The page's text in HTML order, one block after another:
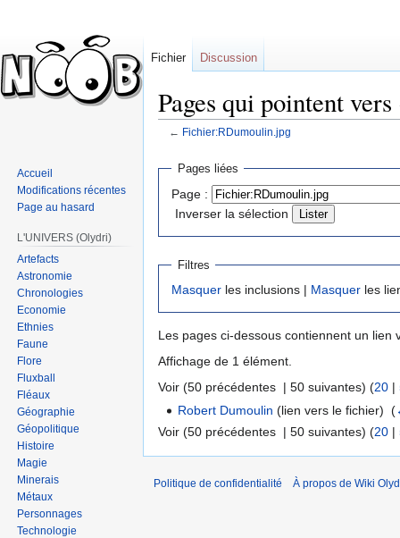
Pages qui pointent
← Fichier:RDumoulin.jpg
Sauter
navigation
Sauter
recherche
Pages liées
Page :
Inverser la sélection
Filtres
Masquer les inclusions | Masquer les
Les pages ci-dessous contiennent un lien
Affichage de 1 élément.
Voir (50 précédentes | 50 suivantes) (20 |
Robert Dumoulin (lien vers le fichier) ‎(
Voir (50 précédentes | 50 suivantes) (20 |
Fichier Discussion
Accueil
Modifications récentes
Page au hasard
L'UNIVERS (Olydri)
Artefacts
Astronomie
Chronologies
Economie
Ethnies
Faune
Flore
Fluxball
Fléaux
Géographie
Géopolitique
Histoire
Magie
Minerais
Métaux
Personnages
Technologie
Politique de confidentialité À propos de Wiki